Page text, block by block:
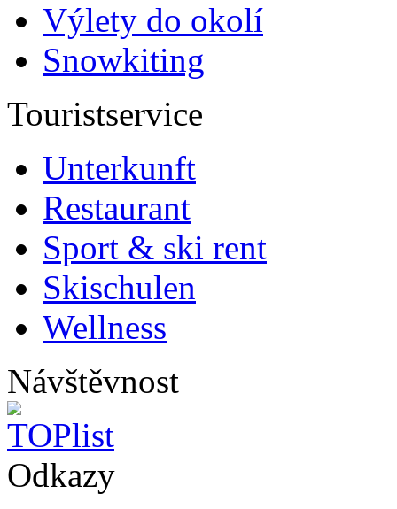
Výlety do okolí
Snowkiting
Touristservice
Unterkunft
Restaurant
Sport & ski rent
Skischulen
Wellness
Návštěvnost
Odkazy